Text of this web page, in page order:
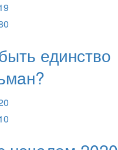
единство